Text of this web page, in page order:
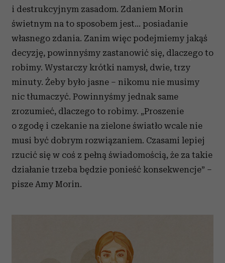
i destrukcyjnym zasadom. Zdaniem Morin
świetnym na to sposobem jest… posiadanie
własnego zdania. Zanim więc podejmiemy jakąś
decyzję, powinnyśmy zastanowić się, dlaczego to
robimy. Wystarczy krótki namysł, dwie, trzy
minuty. Żeby było jasne – nikomu nie musimy
nic tłumaczyć. Powinnyśmy jednak same
zrozumieć, dlaczego to robimy. „Proszenie
o zgodę i czekanie na zielone światło wcale nie
musi być dobrym rozwiązaniem. Czasami lepiej
rzucić się w coś z pełną świadomością, że za takie
działanie trzeba będzie ponieść konsekwencje” –
pisze Amy Morin.